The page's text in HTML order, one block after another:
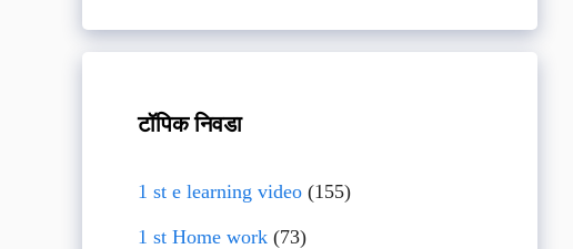
टॉपिक निवडा
1 st e learning video(155)
1 st Home work(73)